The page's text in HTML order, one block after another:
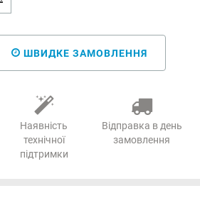
ШВИДКЕ ЗАМОВЛЕННЯ
Наявність
технічної
підтримки
Відправка в день
замовлення